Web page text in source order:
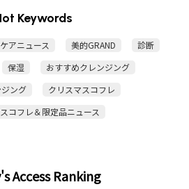
Keywords
アニュース 美的GRAND
診断
保湿
おすすめクレンジング
ング
クリスマスコフレ
コフレ＆限定品ニュース
Access Ranking